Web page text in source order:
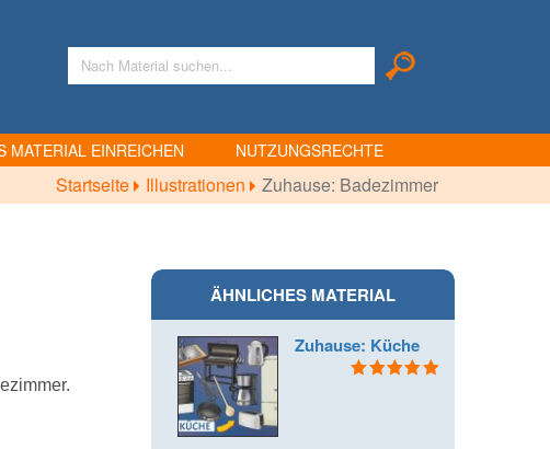
MATERIAL EINREICHEN
NUTZUNGSRECHTE
Startseite Illustrationen Zuhause: Badezimmer
ÄHNLICHES MATERIAL
Zuhause: Küche